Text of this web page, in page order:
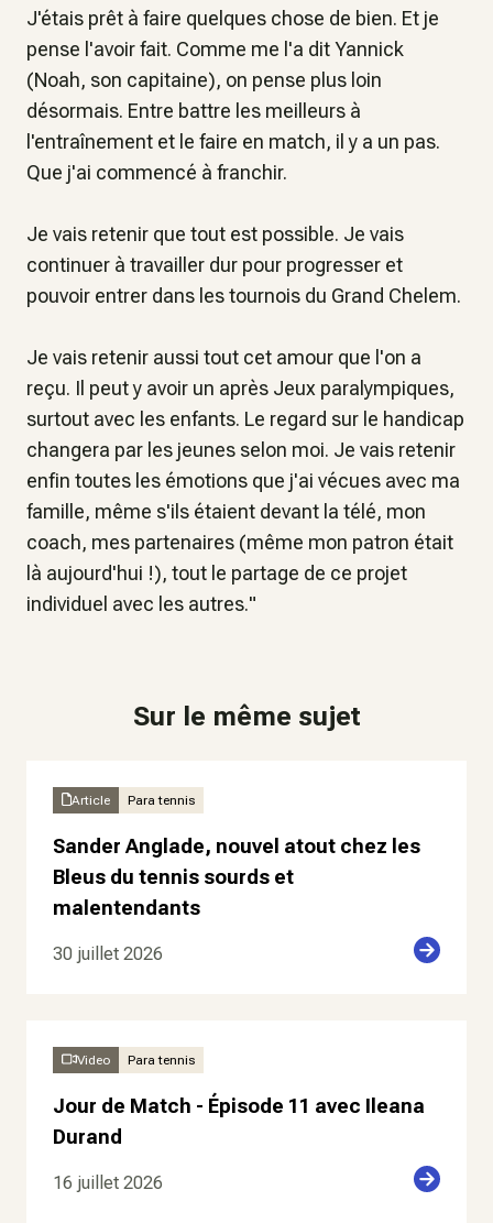
J'étais prêt à faire quelques chose de bien. Et je
pense l'avoir fait. Comme me l'a dit Yannick
(Noah, son capitaine), on pense plus loin
désormais. Entre battre les meilleurs à
l'entraînement et le faire en match, il y a un pas.
Que j'ai commencé à franchir.
Je vais retenir que tout est possible. Je vais
continuer à travailler dur pour progresser et
pouvoir entrer dans les tournois du Grand Chelem.
Je vais retenir aussi tout cet amour que l'on a
reçu. Il peut y avoir un après Jeux paralympiques,
surtout avec les enfants. Le regard sur le handicap
changera par les jeunes selon moi. Je vais retenir
enfin toutes les émotions que j'ai vécues avec ma
famille, même s'ils étaient devant la télé, mon
coach, mes partenaires (même mon patron était
là aujourd'hui !), tout le partage de ce projet
individuel avec les autres."
Sur le même sujet
Article Para tennis
Sander Anglade, nouvel atout chez les
Bleus du tennis sourds et
malentendants
30 juillet 2026
Video Para tennis
Jour de Match - Épisode 11 avec Ileana
Durand
16 juillet 2026